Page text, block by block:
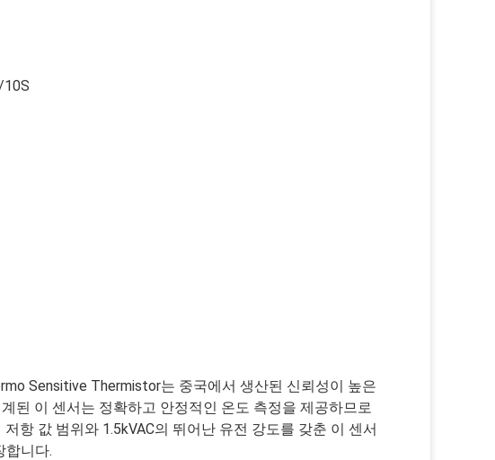
10S
Sensitive Thermistor는 중국에서 생산된 신뢰성이 높은
된 이 센서는 정확하고 안정적인 온도 측정을 제공하므로
항 값 범위와 1.5kVAC의 뛰어난 유전 강도를 갖춘 이 센서
합니다.